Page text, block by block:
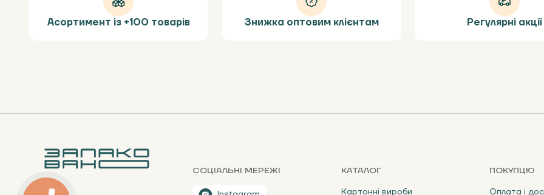
Асортимент із +100 товарів Знижка оптовим клієнтам Регулярні акції
СОЦІАЛЬНІ МЕРЕЖІ
КАТАЛОГ
Картонні вироби
ПОКУПЦЮ
Оплата і